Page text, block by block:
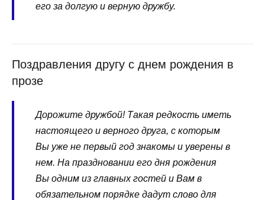
его за долгую и верную дружбу.
Поздравления другу с днем рождения в
прозе
Дорожите дружбой! Такая редкость иметь
настоящего и верного друга, с которым
Вы уже не первый год знакомы и уверены в
нем. На праздновании его дня рождения
Вы одним из главных гостей и Вам в
обязательном порядке дадут слово для